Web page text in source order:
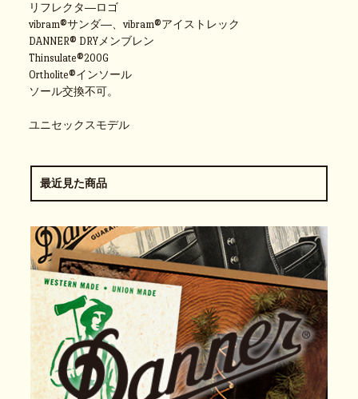
リフレクタ―ロゴ
vibram®サンダ―、vibram®アイストレック
DANNER® DRYメンブレン
Thinsulate®200G
Ortholite®インソール
ソール交換不可。
ユニセックスモデル
最近見た商品